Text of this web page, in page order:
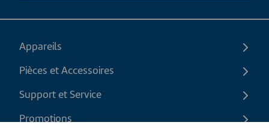
Appareils
Pièces et Accessoires
Support et Service
Promotions